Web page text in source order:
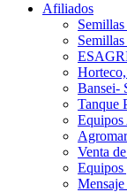
Afiliados
Bansei-
Tanque
Equipos
Venta